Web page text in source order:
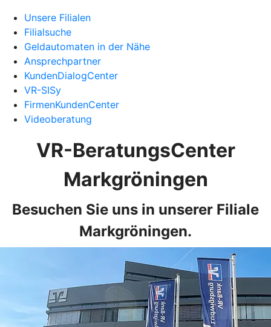
Unsere Filialen
Filialsuche
Geldautomaten in der Nähe
Ansprechpartner
KundenDialogCenter
VR-SISy
FirmenKundenCenter
Videoberatung
VR-BeratungsCenter
Markgröningen
Besuchen Sie uns in unserer Filiale
Markgröningen.